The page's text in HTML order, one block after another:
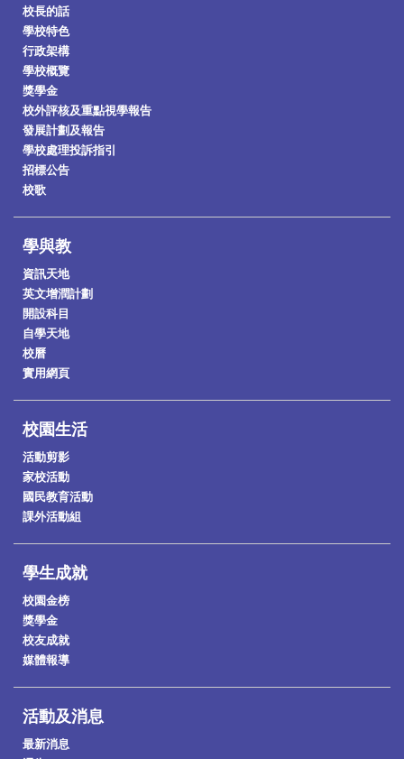
校長的話
學校特色
行政架構
學校概覽
獎學金
校外評核及重點視學報告
發展計劃及報告
學校處理投訴指引
招標公告
校歌
學與教
資訊天地
英文增潤計劃
開設科目
自學天地
校曆
實用網頁
校園生活
活動剪影
家校活動
國民教育活動
課外活動組
學生成就
校園金榜
獎學金
校友成就
媒體報導
活動及消息
最新消息